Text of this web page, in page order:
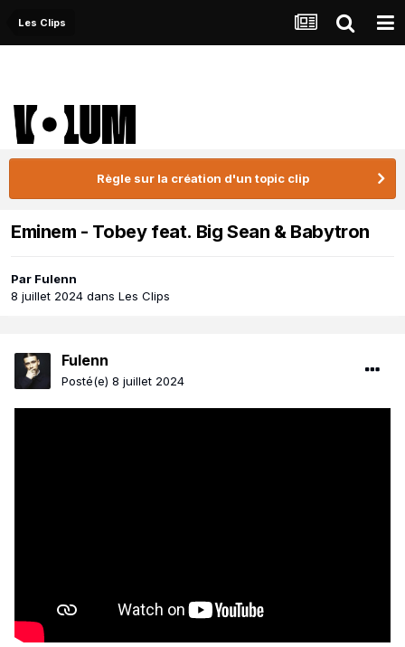
Les Clips
Règle sur la création d'un topic clip
Eminem - Tobey feat. Big Sean & Babytron
Par Fulenn
8 juillet 2024 dans Les Clips
Fulenn
Posté(e) 8 juillet 2024